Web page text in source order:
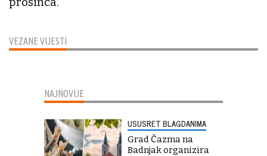
VEZANE VIJESTI
NAJNOVIJE
USUSRET BLAGDANIMA
Grad Čazma na
Badnjak organizira